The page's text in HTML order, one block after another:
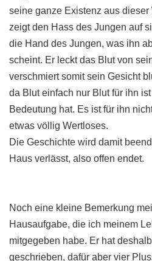
seine ganze Existenz aus
zeigt den Hass des Jungen auf
die Hand des Jungen, was ihn
scheint. Er leckt das Blut von
verschmiert somit sein Gesicht
da Blut einfach nur Blut für ihn
Bedeutung hat. Es ist für ihn
etwas völlig Wertloses.
Die Geschichte wird damit
Haus verlässt, also offen endet.
Noch eine kleine Bemerkung
Hausaufgabe, die ich meinem
mitgegeben habe. Er hat
geschrieben, dafür aber vier